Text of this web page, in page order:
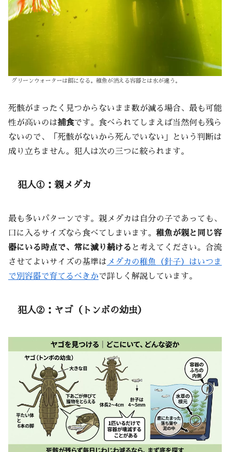
グリーンウォーターは餌になる。稚魚が消える容器とは水が違う。
死骸がまったく見つからないまま数が減る場合、最も可能
性が高いのは捕食です。食べられてしまえば当然何も残ら
ないので、「死骸がないから死んでいない」という判断は
成り立ちません。犯人は次の三つに絞られます。
犯人①：親メダカ
最も多いパターンです。親メダカは自分の子であっても、
口に入るサイズなら食べてしまいます。 稚魚が親と同じ容
器にいる時点で、常に減り続ける と考えてください。合流
させてよいサイズの基準は メダカの稚魚（針子）はいつま
で別容器で育てるべきかで詳しく解説しています。
犯人②：ヤゴ（トンボの幼虫）